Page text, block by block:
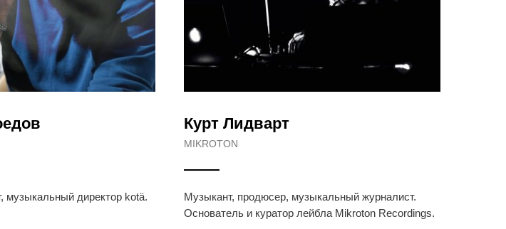
музыкальный директор kotä.
Курт Лидварт
MIKROTON
Музыкант, продюсер, музыкальный журналист.
Основатель и куратор лейбла Mikroton Recordings.